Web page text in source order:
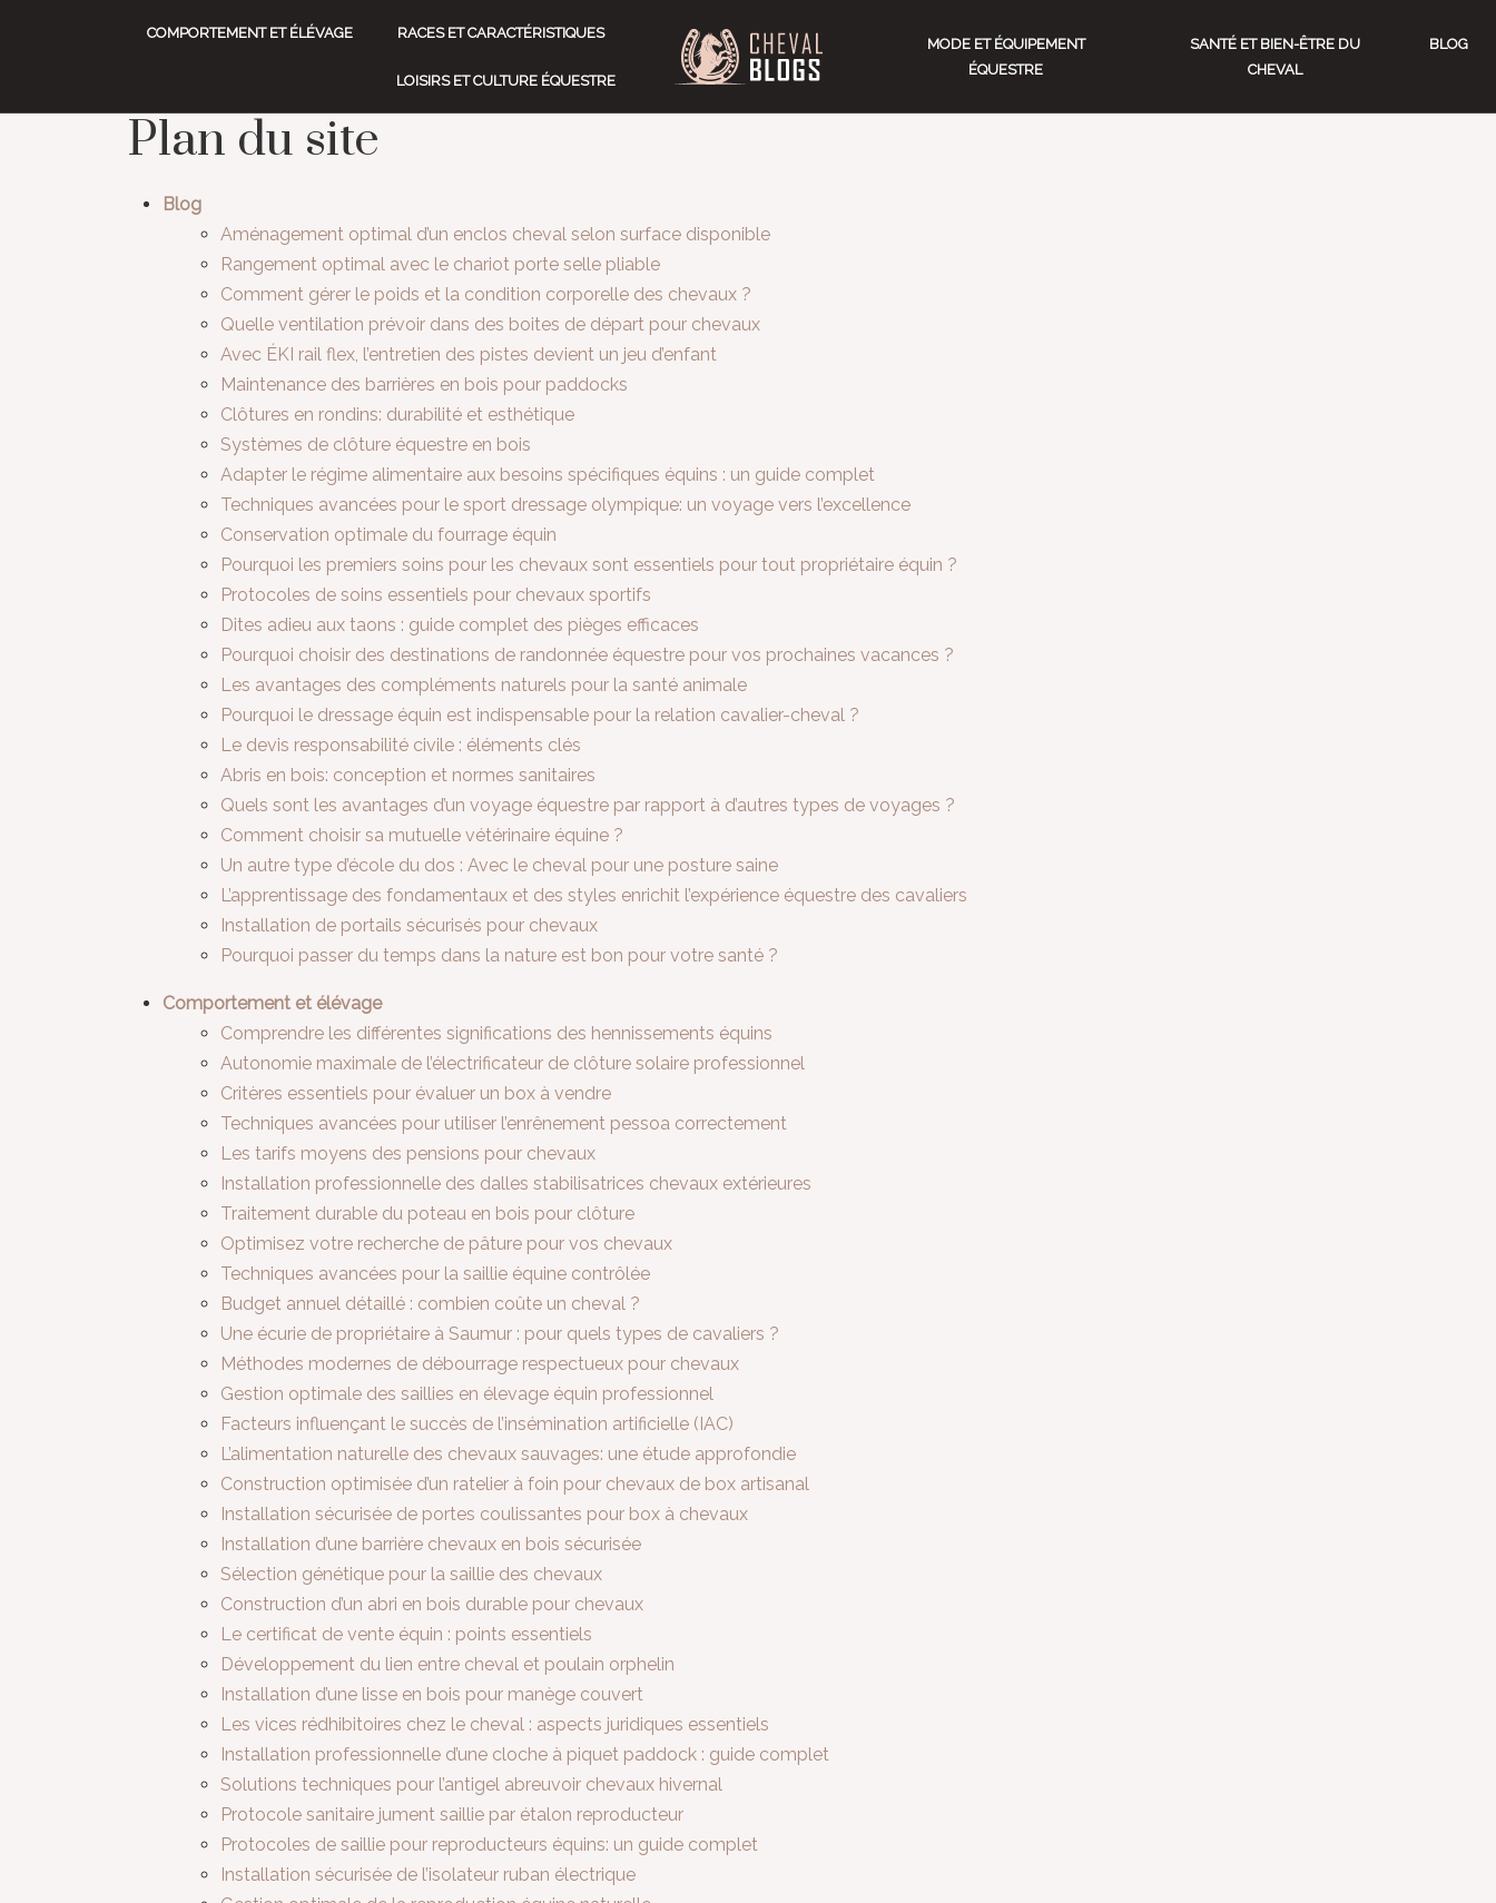
RACES ET CARACTÉRISTIQUES
COMPORTEMENT ET ÉLÉVAGE
LOISIRS ET CULTURE ÉQUESTRE
MODE ET ÉQUIPEMENT
ÉQUESTRE
SANTÉ ET BIEN-ÊTRE DU
CHEVAL
BLOG
Plan du site
Blog
Aménagement optimal d’un enclos cheval selon surface disponible
Rangement optimal avec le chariot porte selle pliable
Comment gérer le poids et la condition corporelle des chevaux ?
Quelle ventilation prévoir dans des boites de départ pour chevaux
Avec ÉKI rail flex, l’entretien des pistes devient un jeu d’enfant
Maintenance des barrières en bois pour paddocks
Clôtures en rondins: durabilité et esthétique
Systèmes de clôture équestre en bois
Adapter le régime alimentaire aux besoins spécifiques équins : un guide complet
Techniques avancées pour le sport dressage olympique: un voyage vers l’excellence
Conservation optimale du fourrage équin
Pourquoi les premiers soins pour les chevaux sont essentiels pour tout propriétaire équin ?
Protocoles de soins essentiels pour chevaux sportifs
Dites adieu aux taons : guide complet des pièges efficaces
Pourquoi choisir des destinations de randonnée équestre pour vos prochaines vacances ?
Les avantages des compléments naturels pour la santé animale
Pourquoi le dressage équin est indispensable pour la relation cavalier-cheval ?
Le devis responsabilité civile : éléments clés
Abris en bois: conception et normes sanitaires
Quels sont les avantages d’un voyage équestre par rapport à d’autres types de voyages ?
Comment choisir sa mutuelle vétérinaire équine ?
Un autre type d’école du dos : Avec le cheval pour une posture saine
L’apprentissage des fondamentaux et des styles enrichit l’expérience équestre des cavaliers
Installation de portails sécurisés pour chevaux
Pourquoi passer du temps dans la nature est bon pour votre santé ?
Comportement et élévage
Comprendre les différentes significations des hennissements équins
Autonomie maximale de l’électrificateur de clôture solaire professionnel
Critères essentiels pour évaluer un box à vendre
Techniques avancées pour utiliser l’enrênement pessoa correctement
Les tarifs moyens des pensions pour chevaux
Installation professionnelle des dalles stabilisatrices chevaux extérieures
Traitement durable du poteau en bois pour clôture
Optimisez votre recherche de pâture pour vos chevaux
Techniques avancées pour la saillie équine contrôlée
Budget annuel détaillé : combien coûte un cheval ?
Une écurie de propriétaire à Saumur : pour quels types de cavaliers ?
Méthodes modernes de débourrage respectueux pour chevaux
Gestion optimale des saillies en élevage équin professionnel
Facteurs influençant le succès de l’insémination artificielle (IAC)
L’alimentation naturelle des chevaux sauvages: une étude approfondie
Construction optimisée d’un ratelier à foin pour chevaux de box artisanal
Installation sécurisée de portes coulissantes pour box à chevaux
Installation d’une barrière chevaux en bois sécurisée
Sélection génétique pour la saillie des chevaux
Construction d’un abri en bois durable pour chevaux
Le certificat de vente équin : points essentiels
Développement du lien entre cheval et poulain orphelin
Installation d’une lisse en bois pour manège couvert
Les vices rédhibitoires chez le cheval : aspects juridiques essentiels
Installation professionnelle d’une cloche à piquet paddock : guide complet
Solutions techniques pour l’antigel abreuvoir chevaux hivernal
Protocole sanitaire jument saillie par étalon reproducteur
Protocoles de saillie pour reproducteurs équins: un guide complet
Installation sécurisée de l’isolateur ruban électrique